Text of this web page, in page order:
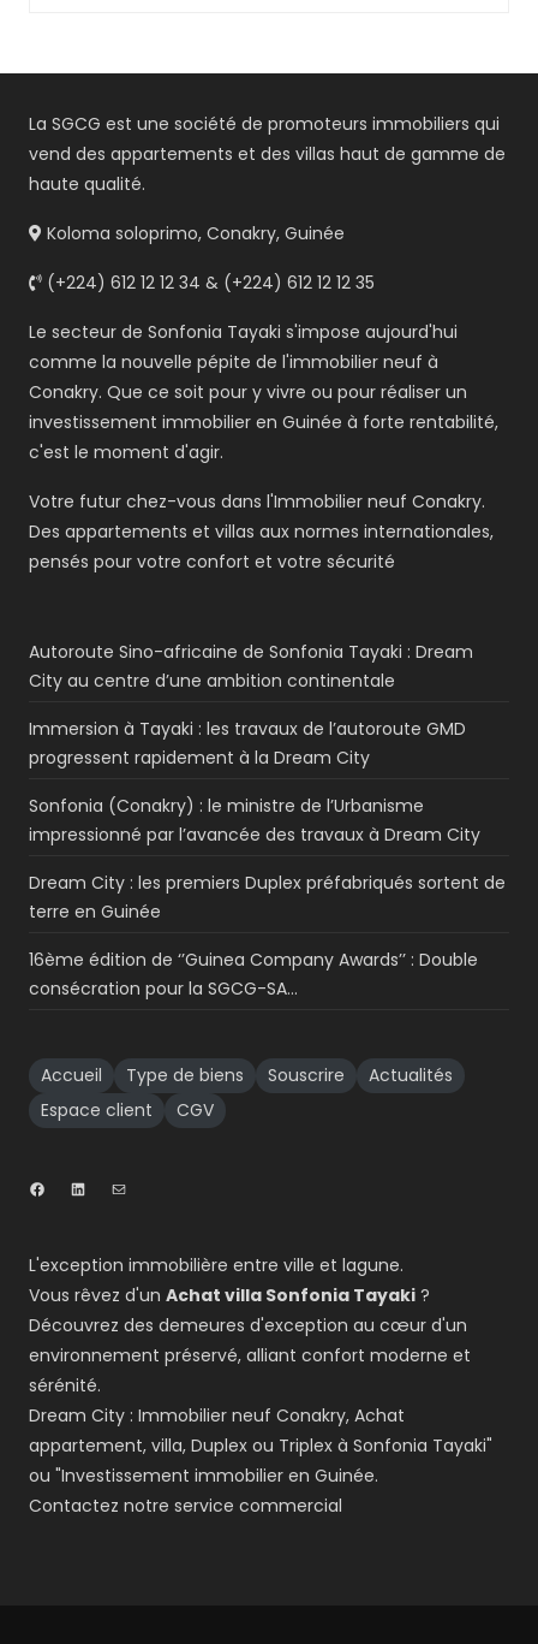
La SGCG est une société de promoteurs immobiliers qui
vend des appartements et des villas haut de gamme de
haute qualité.
Koloma soloprimo, Conakry, Guinée
(+224) 612 12 12 34 & (+224) 612 12 12 35
Le secteur de Sonfonia Tayaki s'impose aujourd'hui
comme la nouvelle pépite de l'immobilier neuf à
Conakry. Que ce soit pour y vivre ou pour réaliser un
investissement immobilier en Guinée à forte rentabilité,
c'est le moment d'agir.
Votre futur chez-vous dans l'Immobilier neuf Conakry.
Des appartements et villas aux normes internationales,
pensés pour votre confort et votre sécurité
Autoroute Sino-africaine de Sonfonia Tayaki : Dream
City au centre d’une ambition continentale
Immersion à Tayaki : les travaux de l’autoroute GMD
progressent rapidement à la Dream City
Sonfonia (Conakry) : le ministre de l’Urbanisme
impressionné par l’avancée des travaux à Dream City
Dream City : les premiers Duplex préfabriqués sortent de
terre en Guinée
16ème édition de ‘’Guinea Company Awards’’ : Double
consécration pour la SGCG-SA…
Accueil Type de biens Souscrire
Actualités
Espace client
CGV
L'exception immobilière entre ville et lagune.
Vous rêvez d'un Achat villa Sonfonia Tayaki ?
Découvrez des demeures d'exception au cœur d'un
environnement préservé, alliant confort moderne et
sérénité.
Dream City : Immobilier neuf Conakry, Achat
appartement, villa, Duplex ou Triplex à Sonfonia Tayaki"
ou "Investissement immobilier en Guinée.
Contactez notre service commercial